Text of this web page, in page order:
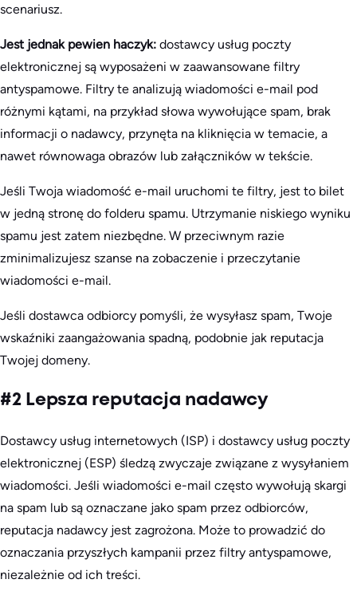
scenariusz.
Jest jednak pewien haczyk: dostawcy usług poczty
elektronicznej są wyposażeni w zaawansowane filtry
antyspamowe. Filtry te analizują wiadomości e-mail pod
różnymi kątami, na przykład słowa wywołujące spam, brak
informacji o nadawcy, przynęta na kliknięcia w temacie, a
nawet równowaga obrazów lub załączników w tekście.
Jeśli Twoja wiadomość e-mail uruchomi te filtry, jest to bilet
w jedną stronę do folderu spamu. Utrzymanie niskiego wyniku
spamu jest zatem niezbędne. W przeciwnym razie
zminimalizujesz szanse na zobaczenie i przeczytanie
wiadomości e-mail.
Jeśli dostawca odbiorcy pomyśli, że wysyłasz spam, Twoje
wskaźniki zaangażowania spadną, podobnie jak reputacja
Twojej domeny.
#2 Lepsza reputacja nadawcy
Dostawcy usług internetowych (ISP) i dostawcy usług poczty
elektronicznej (ESP) śledzą zwyczaje związane z wysyłaniem
wiadomości. Jeśli wiadomości e-mail często wywołują skargi
na spam lub są oznaczane jako spam przez odbiorców,
reputacja nadawcy jest zagrożona. Może to prowadzić do
oznaczania przyszłych kampanii przez filtry antyspamowe,
niezależnie od ich treści.